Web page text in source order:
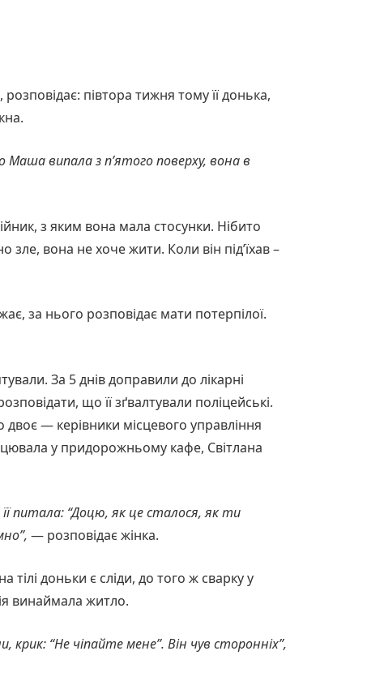
півтора тижня тому її донька,
випала з п’ятого поверху, вона в
з яким вона мала стосунки. Нібито
вона не хоче жити. Коли він під’їхав –
за нього розповідає мати потерпілої.
За 5 днів доправили до лікарні
що її зґвалтували поліцейські.
— керівники місцевого управління
у придорожньому кафе, Світлана
питала: “Доцю, як це сталося, як ти
— розповідає жінка.
тілі доньки є сліди, до того ж сварку у
винаймала житло.
крик: “Не чіпайте мене”. Він чув сторонніх”,